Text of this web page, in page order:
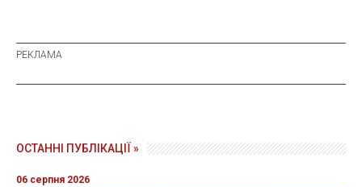
ОСТАННІ ПУБЛІКАЦІЇ »
06 серпня 2026